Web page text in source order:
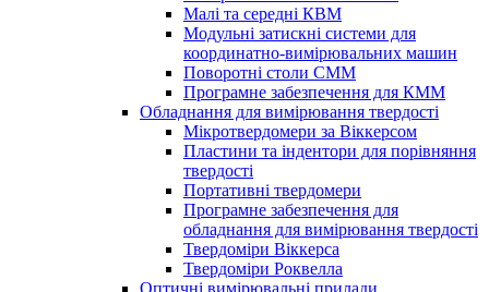
Малі та середні КВМ
Модульні затискні системи для
координатно-вимірювальних машин
Поворотні столи CMM
Програмне забезпечення для КММ
Обладнання для вимірювання твердості
Мікротвердомери за Віккерсом
Пластини та індентори для порівняння
твердості
Портативні твердомери
Програмне забезпечення для
обладнання для вимірювання твердості
Твердоміри Віккерса
Твердоміри Роквелла
Оптичні вимірювальні прилади